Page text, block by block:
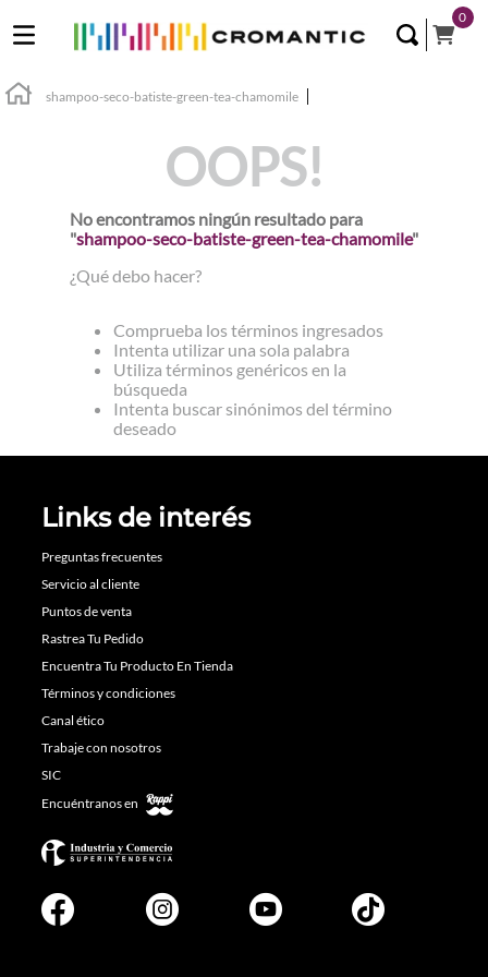
0
shampoo-seco-batiste-green-tea-chamomile
OOPS!
No encontramos ningún resultado para
"shampoo-seco-batiste-green-tea-chamomile"
¿Qué debo hacer?
Comprueba los términos ingresados
Intenta utilizar una sola palabra
Utiliza términos genéricos en la
búsqueda
Intenta buscar sinónimos del término
deseado
Links de interés
Preguntas frecuentes
Servicio al cliente
Puntos de venta
Rastrea Tu Pedido
Encuentra Tu Producto En Tienda
Términos y condiciones
Canal ético
Trabaje con nosotros
SIC
Encuéntranos en